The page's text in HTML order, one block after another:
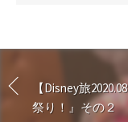
【Disney旅
祭り！』その２